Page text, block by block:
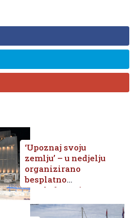
‘Upoznaj svoju
zemlju’ – u nedjelju
organizirano
besplatno
razgledavanje
znamenitosti Vida